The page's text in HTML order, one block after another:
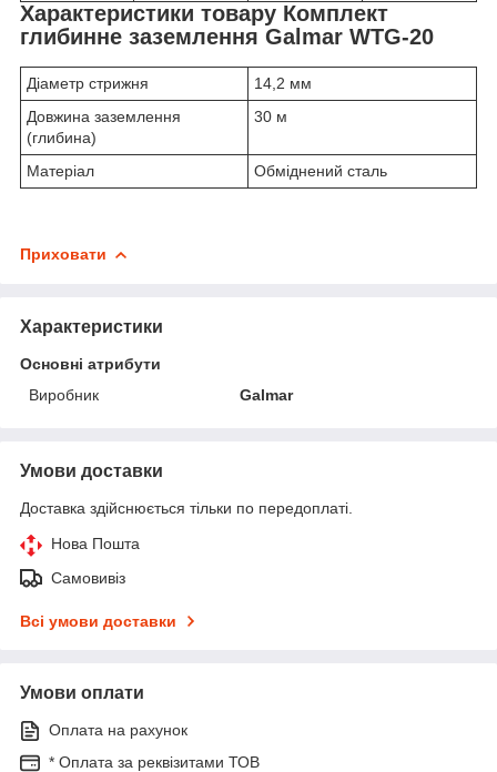
Характеристики товару Комплект
глибинне заземлення Galmar WTG-20
Діаметр стрижня
14,2 мм
Довжина заземлення
(глибина)
30 м
Матеріал Обміднений сталь
Приховати
Характеристики
Основні атрибути
Виробник
Galmar
Умови доставки
Доставка здійснюється тільки по передоплаті.
Нова Пошта
Самовивіз
Всі умови доставки
Умови оплати
Оплата на рахунок
* Оплата за реквізитами ТОВ